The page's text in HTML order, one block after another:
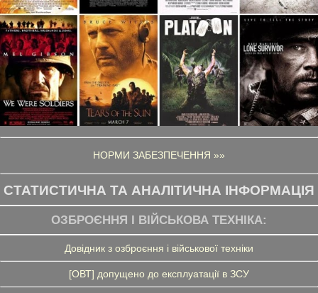
НОРМИ ЗАБЕЗПЕЧЕННЯ »»
СТАТИСТИЧНА ТА АНАЛІТИЧНА ІНФОРМАЦІЯ
ОЗБРОЄННЯ І ВІЙСЬКОВА ТЕХНІКА:
Довідник з озброєння і військової техніки
[ОВТ] допущено до експлуатації в ЗСУ